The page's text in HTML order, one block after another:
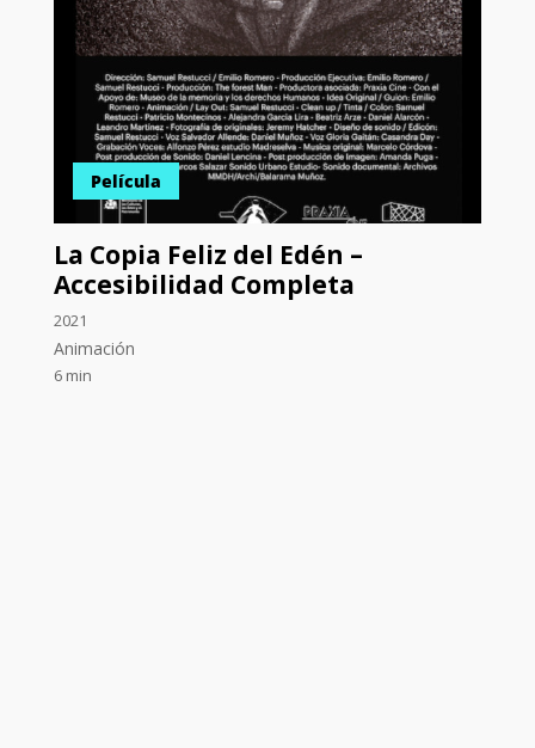
Película
La Copia Feliz del Edén –
Accesibilidad Completa
2021
Animación
6 min